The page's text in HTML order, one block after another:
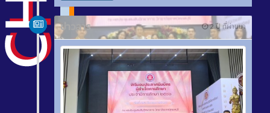
2 ปี ที่ผ่านมา
ข่าวสาร